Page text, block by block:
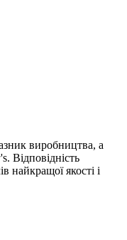
виробництва, а
Відповідність
найкращої якості і